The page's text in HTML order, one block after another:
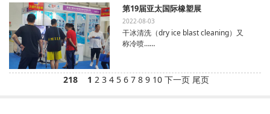
第19届亚太国际橡塑展
2022-08-03
干冰清洗（dry ice blast cleaning）又
称冷喷……
218 1 2 3 4 5 6 7 8 9 10 下一页 尾页